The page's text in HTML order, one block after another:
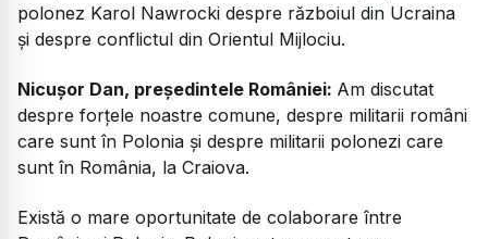
polonez Karol Nawrocki despre războiul din Ucraina
și despre conflictul din Orientul Mijlociu.
Nicușor Dan, președintele României: Am discutat
despre forțele noastre comune, despre militarii români
care sunt în Polonia și despre militarii polonezi care
sunt în România, la Craiova.
Există o mare oportunitate de colaborare între